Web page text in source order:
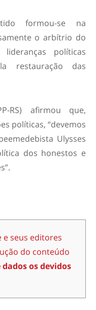
formou-se na
o arbítrio do
políticas
restauração das
RS) afirmou que,
políticas, “devemos
Ulysses
dos honestos e
e seus editores
do conteúdo
dados os devidos